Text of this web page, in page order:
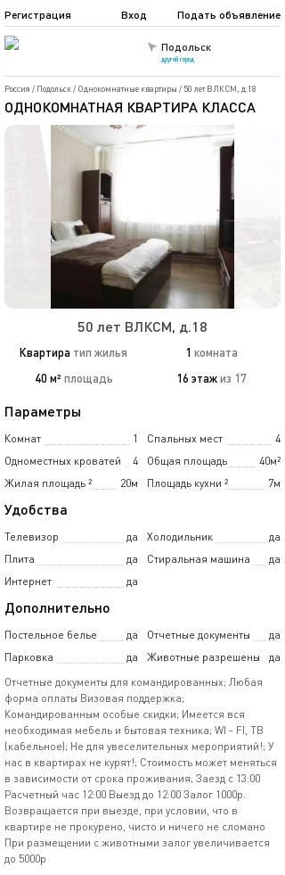
Подольск
другой город
Подать объявление
Регистрация Вход
Россия / Подольск/ Однокомнатные квартиры / 50 лет ВЛКСМ, д.18
ОДНОКОМНАТНАЯ КВАРТИРА КЛАССА
50 лет ВЛКСМ, д.18
Квартира тип жилья 1 комната
40 м² площадь 16 этажиз 17
Параметры
Комнат 1 Спальных мест
4
Одноместных кроватей
4 Общая площадь
40м²
Жилая площадь
20м
² Площадь кухни 7м
²
Удобства
Телевизор да Холодильник
да
Плита
да Стиральная машина
да
Интернет
да
Дополнительно
Постельное белье да Отчетные документы
да
Парковка
да Животные разрешены
да
Отчетные документы для командированных; Любая
форма оплаты Визовая поддержка;
Командированным особые скидки; Имеется вся
необходимая мебель и бытовая техника; WI - FI, ТВ
(кабельное); Не для увеселительных мероприятий!; У
нас в квартирах не курят!; Стоимость может меняться
в зависимости от срока проживания; Заезд с 13:00
Расчетный час 12:00 Выезд до 12:00 Залог 1000р.
Возвращается при выезде, при условии, что в
квартире не прокурено, чисто и ничего не сломано
При размещении с животными залог увеличивается
до 5000р